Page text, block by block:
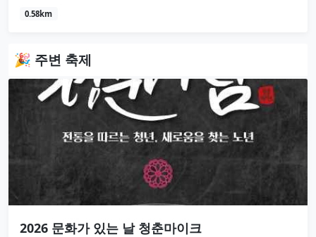
0.58km
🎉 주변 축제
2026 문화가 있는 날 청춘마이크